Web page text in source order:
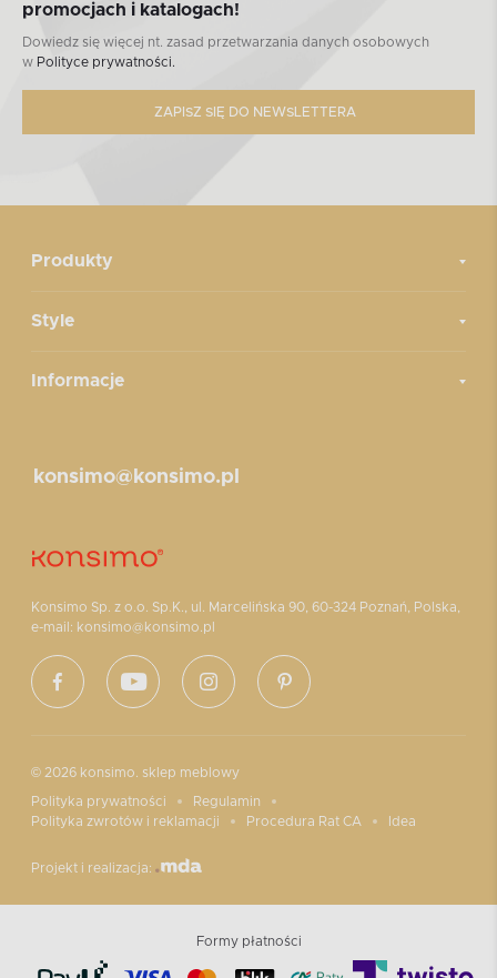
promocjach i katalogach!
Dowiedz się więcej nt. zasad przetwarzania danych osobowych
w Polityce prywatności.
ZAPISZ SIĘ DO NEWSLETTERA
Produkty
Style
Informacje
Konsimo Sp. z o.o. Sp.K., ul. Marcelińska 90, 60-324 Poznań, Polska,
e-mail: konsimo@konsimo.pl
konsimo@konsimo.pl
© 2026 konsimo. sklep meblowy
Polityka prywatności
Regulamin
Polityka zwrotów i reklamacji
Procedura Rat CA Idea
Projekt i realizacja:
Formy płatności